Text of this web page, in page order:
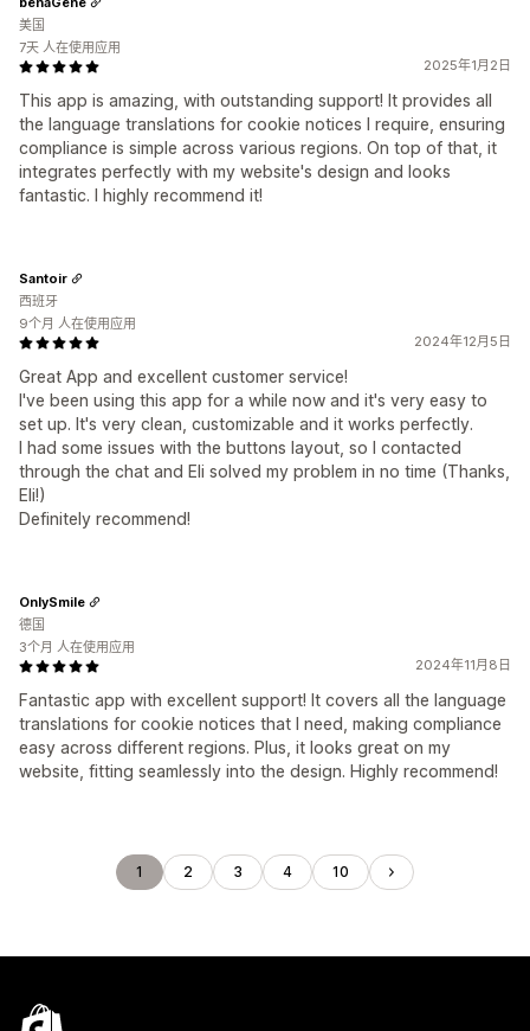
2025年1月2日
This app is amazing, with outstanding support! It provides all
the language translations for cookie notices I require, ensuring
compliance is simple across various regions. On top of that, it
integrates perfectly with my website's design and looks
fantastic. I highly recommend it!
美国
7天 人在使用应用
2024年12月5日
Great App and excellent customer service!
I've been using this app for a while now and it's very easy to
set up. It's very clean, customizable and it works perfectly.
I had some issues with the buttons layout, so I contacted
through the chat and Eli solved my problem in no time (Thanks,
Eli!)
Definitely recommend!
Santoir
西班牙
9个月 人在使用应用
2024年11月8日
Fantastic app with excellent support! It covers all the language
translations for cookie notices that I need, making compliance
easy across different regions. Plus, it looks great on my
website, fitting seamlessly into the design. Highly recommend!
OnlySmile
德国
3个月 人在使用应用
1 2 3 4 10